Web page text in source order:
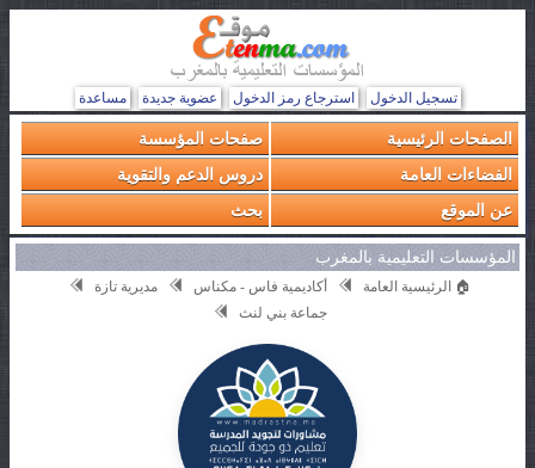
تسجيل الدخول استرجاع رمز الدخول عضوية جديدة مساعدة
الصفحات الرئيسية
صفحات المؤسسة
الفضاءات العامة
دروس الدعم والتقوية
عن الموقع
بحث
المؤسسات التعليمية بالمغرب
🏠 الرئيسية العامة أكاديمية فاس - مكناس
مديرية تازة
جماعة بني لنث